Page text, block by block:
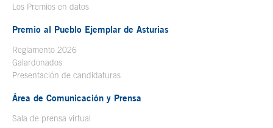
Los Premios en datos
Premio al Pueblo Ejemplar de Asturias
Reglamento 2026
Galardonados
Presentación de candidaturas
Área de Comunicación y Prensa
Sala de prensa virtual